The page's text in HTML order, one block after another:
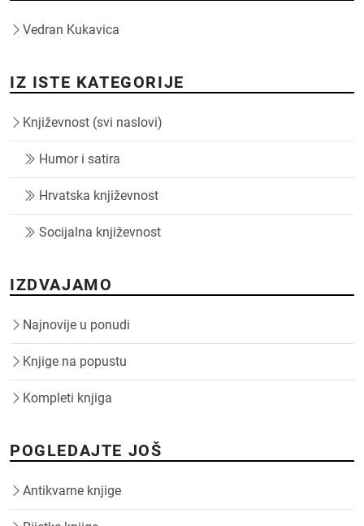
Vedran Kukavica
IZ ISTE KATEGORIJE
Književnost (svi naslovi)
Humor i satira
Hrvatska književnost
Socijalna književnost
IZDVAJAMO
Najnovije u ponudi
Knjige na popustu
Kompleti knjiga
POGLEDAJTE JOŠ
Antikvarne knjige